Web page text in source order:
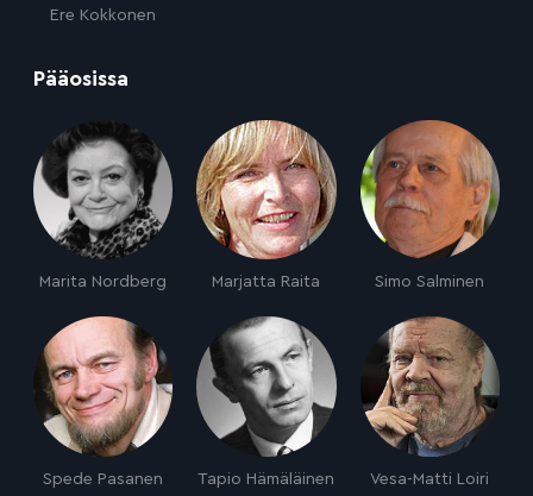
Ere Kokkonen
Pääosissa
Marita Nordberg Marjatta Raita Simo Salminen
Spede Pasanen Tapio Hämäläinen Vesa-Matti Loiri